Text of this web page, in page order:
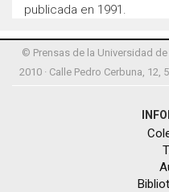
publicada en 1991.
© Prensas de la Universidad
2010 · Calle Pedro Cerbuna, 12,